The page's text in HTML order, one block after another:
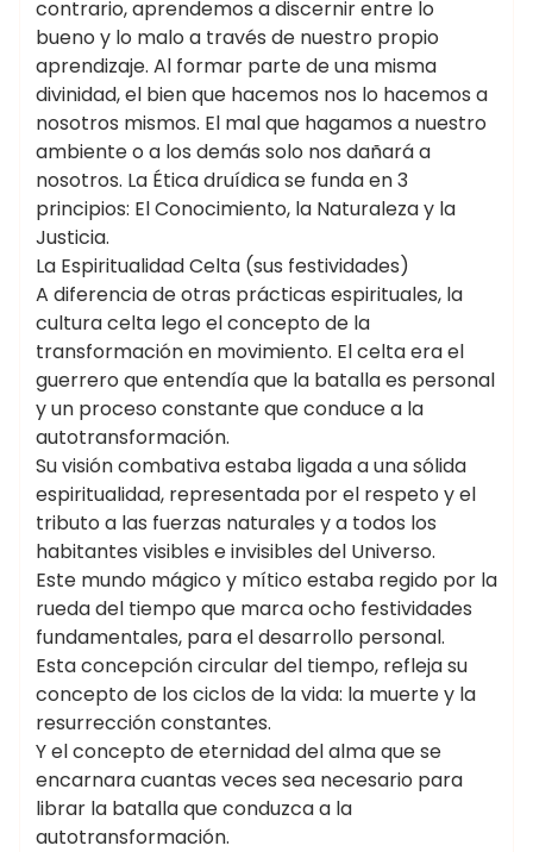
contrario, aprendemos a discernir entre lo
bueno y lo malo a través de nuestro propio
aprendizaje. Al formar parte de una misma
divinidad, el bien que hacemos nos lo hacemos a
nosotros mismos. El mal que hagamos a nuestro
ambiente o a los demás solo nos dañará a
nosotros. La Ética druídica se funda en 3
principios: El Conocimiento, la Naturaleza y la
Justicia.
La Espiritualidad Celta (sus festividades)
A diferencia de otras prácticas espirituales, la
cultura celta lego el concepto de la
transformación en movimiento. El celta era el
guerrero que entendía que la batalla es personal
y un proceso constante que conduce a la
autotransformación.
Su visión combativa estaba ligada a una sólida
espiritualidad, representada por el respeto y el
tributo a las fuerzas naturales y a todos los
habitantes visibles e invisibles del Universo.
Este mundo mágico y mítico estaba regido por la
rueda del tiempo que marca ocho festividades
fundamentales, para el desarrollo personal.
Esta concepción circular del tiempo, refleja su
concepto de los ciclos de la vida: la muerte y la
resurrección constantes.
Y el concepto de eternidad del alma que se
encarnara cuantas veces sea necesario para
librar la batalla que conduzca a la
autotransformación.